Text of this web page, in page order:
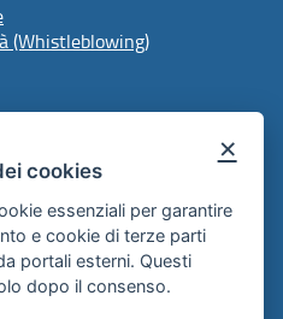
(Whistleblowing)
×
cookies
essenziali per garantire
e cookie di terze parti
portali esterni. Questi
dopo il consenso.